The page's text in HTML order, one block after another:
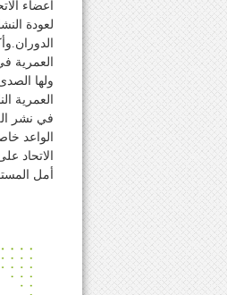
لعودة
العمرية
ولها
العمرية
في نشر
الواعد
الاتحاد
أمل